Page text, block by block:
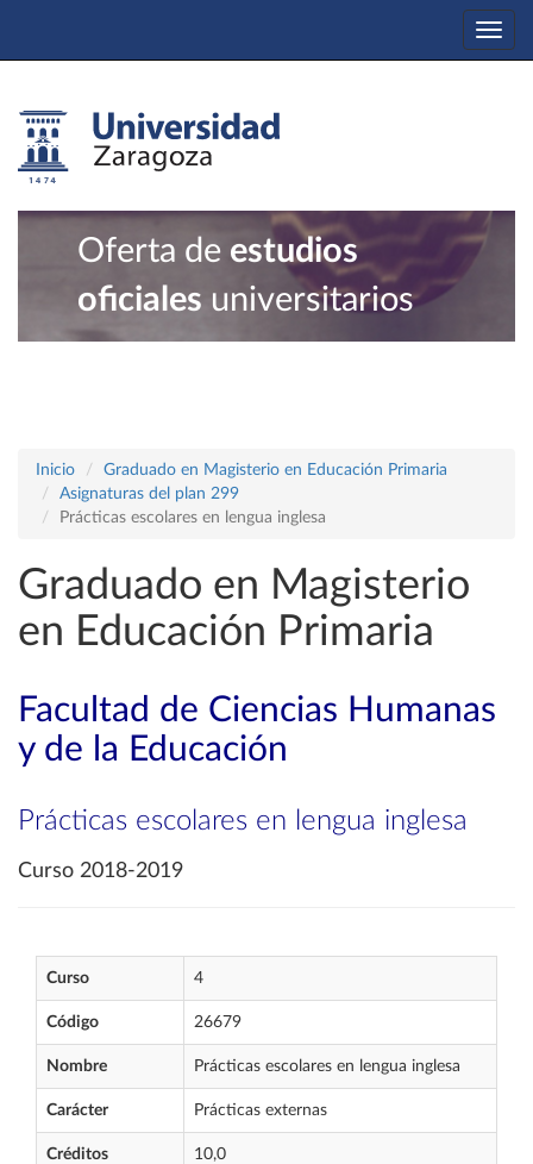
Oferta de estudios
oficiales universitarios
Inicio
Graduado en Magisterio en Educación Primaria
Asignaturas del plan 299
Prácticas escolares en lengua inglesa
Graduado en Magisterio
en Educación Primaria
Facultad de Ciencias Humanas
y de la Educación
Prácticas escolares en lengua inglesa
Curso 2018-2019
Curso 4
Código 26679
Nombre Prácticas escolares en lengua inglesa
Carácter Prácticas externas
Créditos 10,0